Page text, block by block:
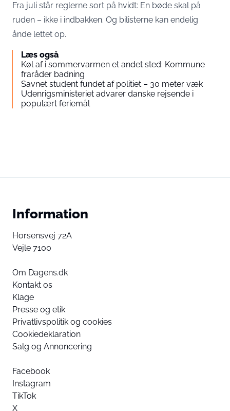
Fra juli står reglerne sort på hvidt: En bøde skal på
ruden – ikke i indbakken. Og bilisterne kan endelig
ånde lettet op.
Læs også
Køl af i sommervarmen et andet sted: Kommune
fraråder badning
Savnet student fundet af politiet – 30 meter væk
Udenrigsministeriet advarer danske rejsende i
populært feriemål
Information
Horsensvej 72A
Vejle 7100
Om Dagens.dk
Kontakt os
Klage
Presse og etik
Privatlivspolitik og cookies
Cookiedeklaration
Salg og Annoncering
Facebook
Instagram
TikTok
X